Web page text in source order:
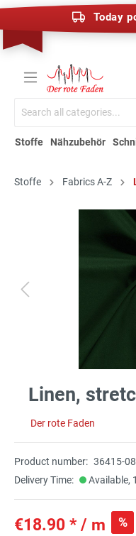
Today
Stoffe Nähzubehör
Stoffe Fabrics A-Z
Linen,
Der rote Faden
Product number: 36415-08
Delivery Time:
Available,
€18.90 * / m %